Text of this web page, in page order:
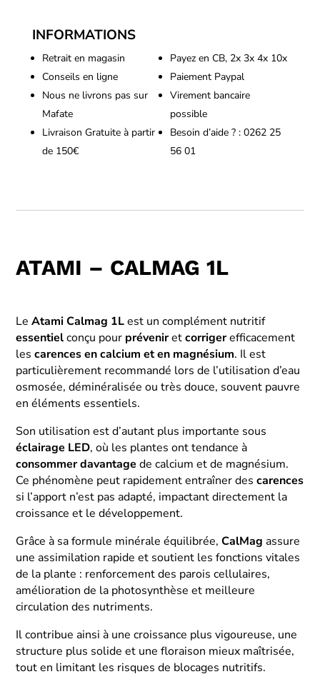
INFORMATIONS
Retrait en magasin
Conseils en ligne
Nous ne livrons pas sur
Mafate
Livraison Gratuite à partir
de 150€
Payez en CB, 2x 3x 4x 10x
Paiement Paypal
Virement bancaire
possible
Besoin d’aide ? : 0262 25
56 01
ATAMI – CALMAG 1L
Le Atami Calmag 1Lest un complément nutritif
essentielconçu pour préveniretcorrigerefficacement
lescarences en calcium et en magnésium. Il est
particulièrement recommandé lors de l’utilisation d’eau
osmosée, déminéralisée ou très douce, souvent pauvre
en éléments essentiels.
Son utilisation est d’autant plus importante sous
éclairage LED, où les plantes ont tendance à
consommerdavantage de calcium et de magnésium.
Ce phénomène peut rapidement entraîner descarences
si l’apport n’est pas adapté, impactant directement la
croissance et le développement.
Grâce à sa formule minérale équilibrée,CalMag assure
une assimilation rapide et soutient les fonctions vitales
de la plante : renforcement des parois cellulaires,
amélioration de la photosynthèse et meilleure
circulation des nutriments.
Il contribue ainsi à une croissance plus vigoureuse, une
structure plus solide et une floraison mieux maîtrisée,
tout en limitant les risques de blocages nutritifs.